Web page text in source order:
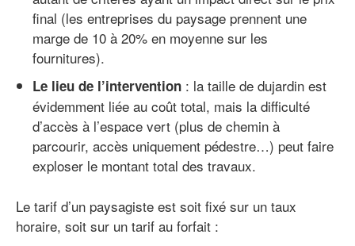
final (les entreprises du paysage prennent une
marge de 10 à 20% en moyenne sur les
fournitures).
Le lieu de l’intervention : la taille de dujardin est
évidemment liée au coût total, mais la difficulté
d’accès à l’espace vert (plus de chemin à
parcourir, accès uniquement pédestre…) peut faire
exploser le montant total des travaux.
Le tarif d’un paysagiste est soit fixé sur un taux
horaire, soit sur un tarif au forfait :